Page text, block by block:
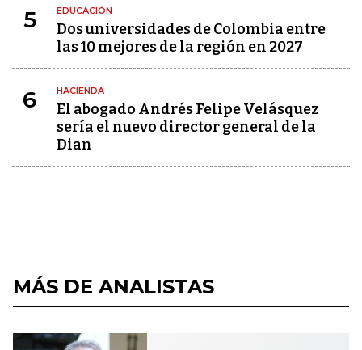
5 EDUCACIÓN
Dos universidades de Colombia entre
las 10 mejores de la región en 2027
6 HACIENDA
El abogado Andrés Felipe Velásquez
sería el nuevo director general de la
Dian
MÁS DE ANALISTAS